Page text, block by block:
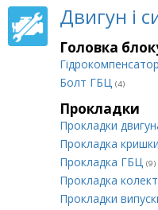
Двигун і
Головка
Болт ГБЦ (4)
Прокладки
Прокладки
Прокладка
Прокладка ГБЦ (9)
Прокладка
Прокладки